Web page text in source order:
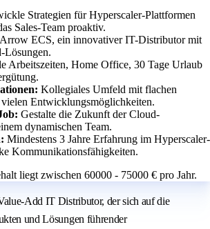
Strategien für Hyperscaler-Plattformen
Sales-Team proaktiv.
Arrow ECS, ein innovativer IT-Distributor mit
Lösungen.
Arbeitszeiten, Home Office, 30 Tage Urlaub
Kollegiales Umfeld mit flachen
Entwicklungsmöglichkeiten.
Gestalte die Zukunft der Cloud-
dynamischen Team.
Mindestens 3 Jahre Erfahrung im Hyperscaler-
Kommunikationsfähigkeiten.
liegt zwischen 60000 - 75000 € pro Jahr.
Add IT Distributor, der sich auf die
und Lösungen führender